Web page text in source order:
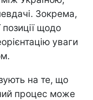
Зокрема,
позиції щодо
уваги
на те, що
процес може